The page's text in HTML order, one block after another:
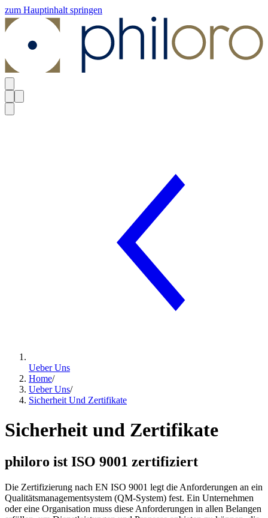
zum Hauptinhalt springen
Ueber Uns
Home/
Ueber Uns/
Sicherheit Und Zertifikate
Sicherheit und Zertifikate
philoro ist ISO 9001 zertifiziert
Die Zertifizierung nach EN ISO 9001 legt die Anforderungen an ein
Qualitätsmanagementsystem (QM-System) fest. Ein Unternehmen
oder eine Organisation muss diese Anforderungen in allen Belangen